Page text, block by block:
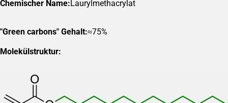
Chemischer Name:Laurylmethacrylat
"Green carbons" Gehalt:≈75%
Molekülstruktur: